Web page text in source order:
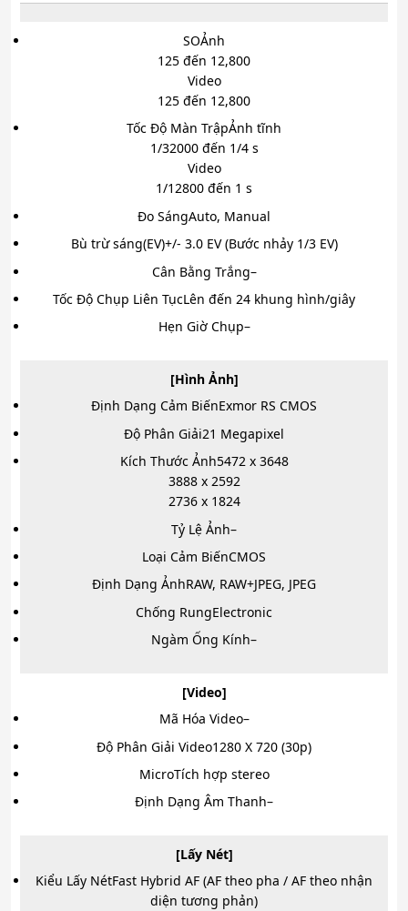
SOẢnh
125 đến 12,800
Video
125 đến 12,800
Tốc Độ Màn TrậpẢnh tĩnh
1/32000 đến 1/4 s
Video
1/12800 đến 1 s
Đo SángAuto, Manual
Bù trừ sáng(EV)+/- 3.0 EV (Bước nhảy 1/3 EV)
Cân Bằng Trắng–
Tốc Độ Chụp Liên TụcLên đến 24 khung hình/giây
Hẹn Giờ Chụp–
[Hình Ảnh]
Định Dạng Cảm BiếnExmor RS CMOS
Độ Phân Giải21 Megapixel
Kích Thước Ảnh5472 x 3648
3888 x 2592
2736 x 1824
Tỷ Lệ Ảnh–
Loại Cảm BiếnCMOS
Định Dạng ẢnhRAW, RAW+JPEG, JPEG
Chống RungElectronic
Ngàm Ống Kính–
[Video]
Mã Hóa Video–
Độ Phân Giải Video1280 X 720 (30p)
MicroTích hợp stereo
Định Dạng Âm Thanh–
[Lấy Nét]
Kiểu Lấy NétFast Hybrid AF (AF theo pha / AF theo nhận
diện tương phản)